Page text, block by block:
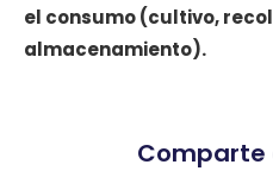
el consumo (cultivo,
almacenamiento).
Comparte